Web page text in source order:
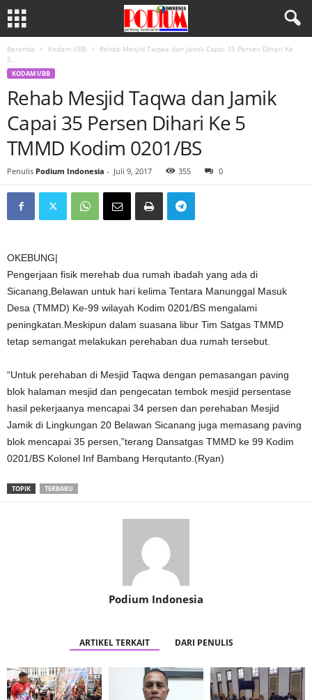
Beranda Kodam I/BB
Rehab Mesjid Taqwa dan Jamik Capai 35 Persen Dihari Ke
5...
KODAM I/BB
Rehab Mesjid Taqwa dan Jamik
Capai 35 Persen Dihari Ke 5
TMMD Kodim 0201/BS
Penulis Podium Indonesia - Juli 9, 2017 355 0
OKEBUNG|
Pengerjaan fisik merehab dua rumah ibadah yang ada di
Sicanang,Belawan untuk hari kelima Tentara Manunggal Masuk
Desa (TMMD) Ke-99 wilayah Kodim 0201/BS mengalami
peningkatan.Meskipun dalam suasana libur Tim Satgas TMMD
tetap semangat melakukan perehaban dua rumah tersebut.
“Untuk perehaban di Mesjid Taqwa dengan pemasangan paving
blok halaman mesjid dan pengecatan tembok mesjid persentase
hasil pekerjaanya mencapai 34 persen dan perehaban Mesjid
Jamik di Lingkungan 20 Belawan Sicanang juga memasang paving
blok mencapai 35 persen,”terang Dansatgas TMMD ke 99 Kodim
0201/BS Kolonel Inf Bambang Herqutanto.(Ryan)
TOPIK TERBARU
Podium Indonesia
ARTIKEL TERKAIT DARI PENULIS